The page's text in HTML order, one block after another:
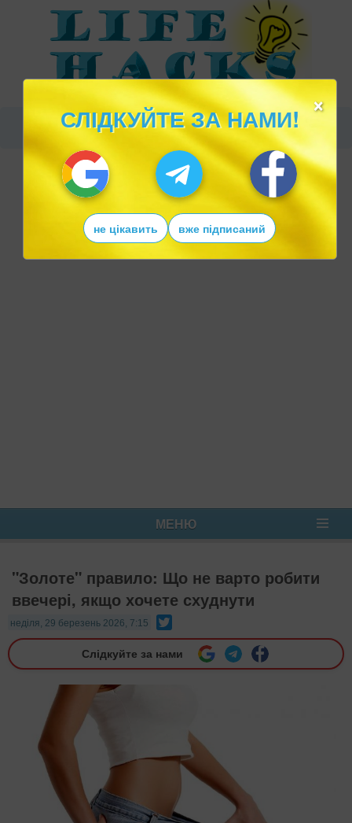
МЕНЮ
"Золоте" правило: Що не варто робити
ввечері, якщо хочете схуднути
неділя, 29 березень 2026, 7:15
Слідкуйте за нами
×
СЛІДКУЙТЕ ЗА НАМИ!
не цікавить вже підписаний